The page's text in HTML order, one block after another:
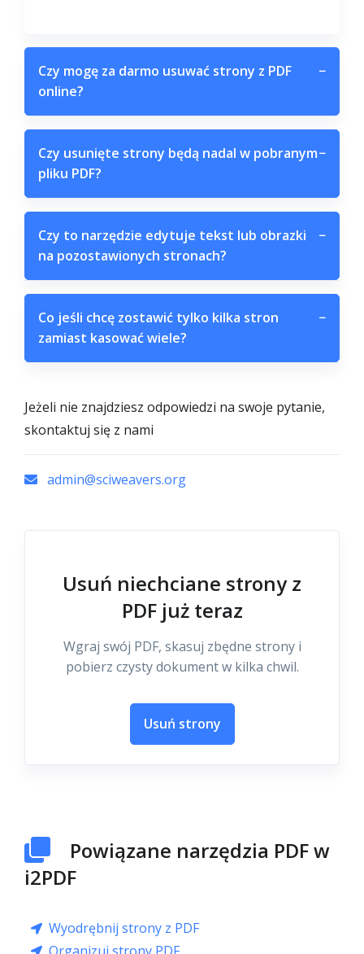
Czy mogę za darmo usuwać strony z PDF
online?
−
Czy usunięte strony będą nadal w pobranym
pliku PDF?
−
Czy to narzędzie edytuje tekst lub obrazki
na pozostawionych stronach?
−
Co jeśli chcę zostawić tylko kilka stron
zamiast kasować wiele?
−
Jeżeli nie znajdziesz odpowiedzi na swoje pytanie,
skontaktuj się z nami
admin@sciweavers.org
Usuń niechciane strony z
PDF już teraz
Wgraj swój PDF, skasuj zbędne strony i
pobierz czysty dokument w kilka chwil.
Usuń strony
Powiązane narzędzia PDF w
i2PDF
Wyodrębnij strony z PDF